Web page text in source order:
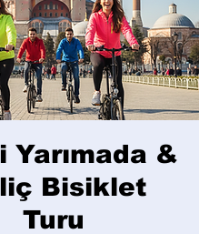
Yarımada &
Bisiklet
Turu